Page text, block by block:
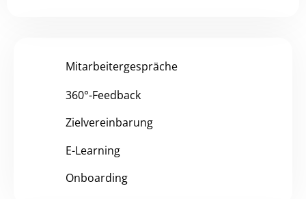
Mitarbeitergespräche
360°-Feedback
Zielvereinbarung
E-Learning
Onboarding